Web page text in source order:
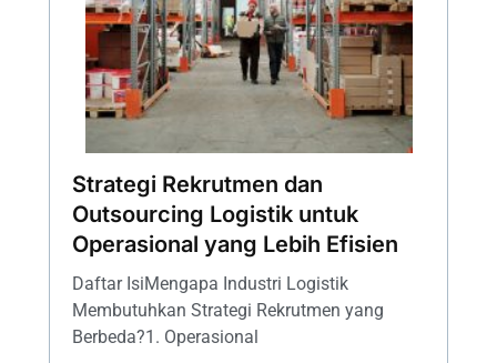
Strategi Rekrutmen dan
Outsourcing Logistik untuk
Operasional yang Lebih Efisien
Daftar IsiMengapa Industri Logistik
Membutuhkan Strategi Rekrutmen yang
Berbeda?1. Operasional